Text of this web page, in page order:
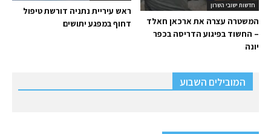
ראש עיריית נתניה דורשת טיפול
דחוף במפגע יתושים
חדשות ישובי השרון
המשטרה עצרה את ארכאן חאלד
– החשוד בפיגוע הדריסה בכפר
יונה
המובילים השבוע